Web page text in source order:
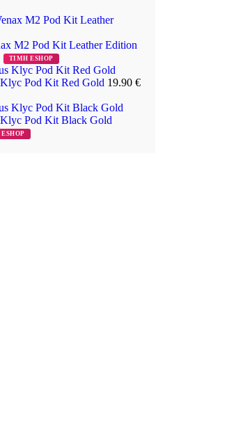
M2 Pod Kit Leather Edition
ΤΙΜΗ ESHOP
Pod Kit Red Gold 19.90 €
Pod Kit Black Gold